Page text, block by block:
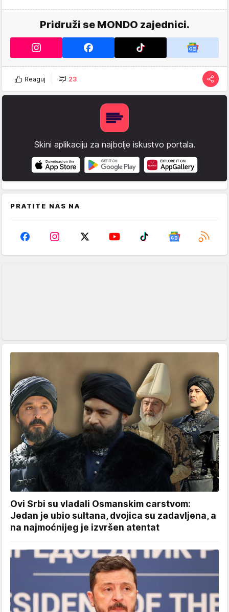
Pridruži se MONDO zajednici.
Reaguj 23
Skini aplikaciju za najbolje iskustvo portala.
PRATITE NAS NA
Ovi Srbi su vladali Osmanskim carstvom:
Jedan je ubio sultana, dvojica su zadavljena, a
na najmoćnijeg je izvršen atentat